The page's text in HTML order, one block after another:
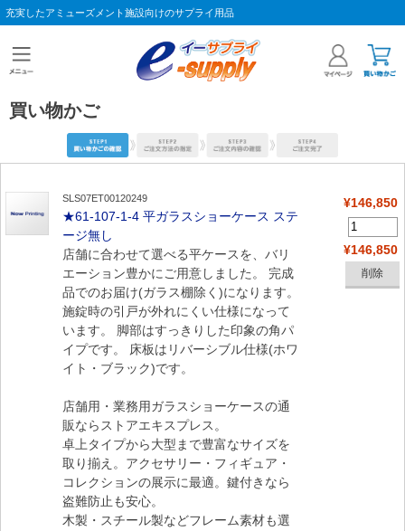
充実したアミューズメント施設向けのサプライ用品
買い物かご
SLS07ET00120249
★61-107-1-4 平ガラスショーケース ステ
ージ無し
店舗に合わせて選べる平ケースを、バリ
エーション豊かにご用意しました。 完成
品でのお届け(ガラス棚除く)になります。
施錠時の引戸が外れにくい仕様になって
います。 脚部はすっきりした印象の角パ
イプです。 床板はリバーシブル仕様(ホワ
イト・ブラック)です。
店舗用・業務用ガラスショーケースの通
販ならストアエキスプレス。
卓上タイプから大型まで豊富なサイズを
取り揃え。アクセサリー・フィギュア・
コレクションの展示に最適。鍵付きなら
盗難防止も安心。
木製・スチール製などフレーム素材も選
¥146,850
¥146,850